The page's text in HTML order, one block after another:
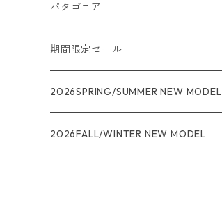
パタゴニア
メンズ
R1
R1エア
ウィメンズ
R1
ジャケット・アウター
期間限定セール
★★★
レインウェアー
2026SPRING/SUMMER NEW MODEL
2026FALL/WINTER NEW MODEL